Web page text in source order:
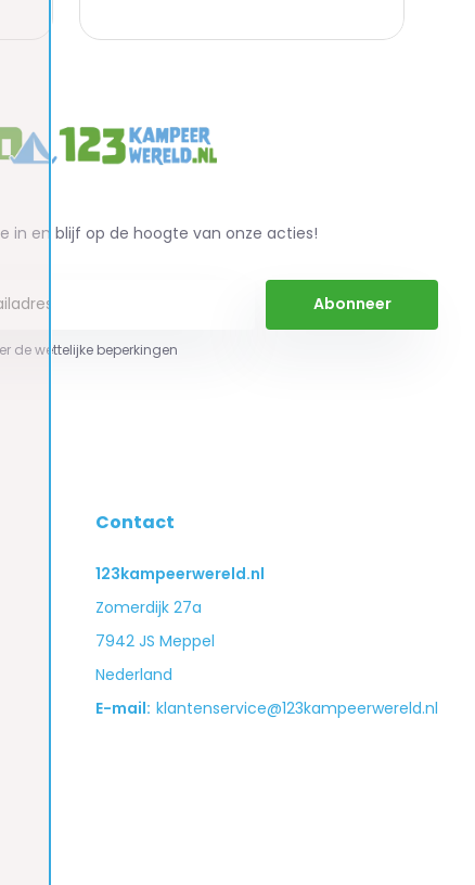
in en blijf op de hoogte van onze acties!
Abonneer
de wettelijke beperkingen
Contact
123kampeerwereld.nl
Zomerdijk 27a
7942 JS Meppel
Nederland
E-mail: klantenservice@123kampeerwereld.nl